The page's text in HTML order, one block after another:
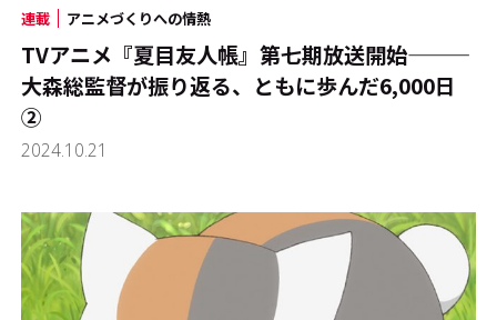
連載 アニメづくりへの情熱
TVアニメ『夏目友人帳』第七期放送開始―――
大森総監督が振り返る、ともに歩んだ6,000日
②
2024.10.21